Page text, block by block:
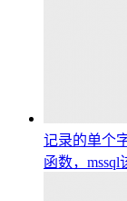
记录的单个
函数，mssql